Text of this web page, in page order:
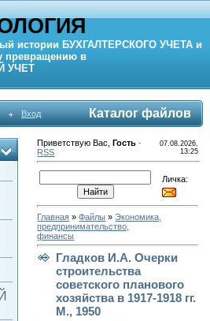
истории БУХГАЛТЕРСКОГО УЧЕТА и
превращению в
УЧЕТ
Вход Каталог файлов
Приветствую Вас ,Гость ·
RSS
07.08.2026,
13:25
Личка:
Главная »Файлы »Экономика,
предпринимательство,
финансы
Гладков И.А. Очерки
строительства
советского планового
хозяйства в 1917-1918 гг.
М., 1950